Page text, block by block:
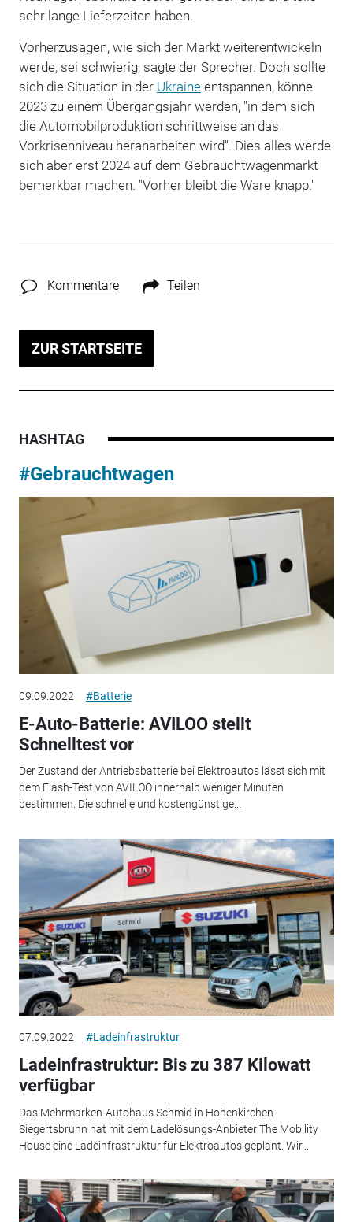
sehr lange Lieferzeiten haben.
Vorherzusagen, wie sich der Markt weiterentwickeln
werde, sei schwierig, sagte der Sprecher. Doch sollte
sich die Situation in der Ukraineentspannen, könne
2023 zu einem Übergangsjahr werden, "in dem sich
die Automobilproduktion schrittweise an das
Vorkrisenniveau heranarbeiten wird". Dies alles werde
sich aber erst 2024 auf dem Gebrauchtwagenmarkt
bemerkbar machen. "Vorher bleibt die Ware knapp."
Kommentare Teilen
ZUR STARTSEITE
HASHTAG
#Gebrauchtwagen
09.09.2022 #Batterie
E-Auto-Batterie: AVILOO stellt
Schnelltest vor
Der Zustand der Antriebsbatterie bei Elektroautos lässt sich mit
dem Flash-Test von AVILOO innerhalb weniger Minuten
bestimmen. Die schnelle und kostengünstige...
07.09.2022 #Ladeinfrastruktur
Ladeinfrastruktur: Bis zu 387 Kilowatt
verfügbar
Das Mehrmarken-Autohaus Schmid in Höhenkirchen-
Siegertsbrunn hat mit dem Ladelösungs-Anbieter The Mobility
House eine Ladeinfrastruktur für Elektroautos geplant. Wir...